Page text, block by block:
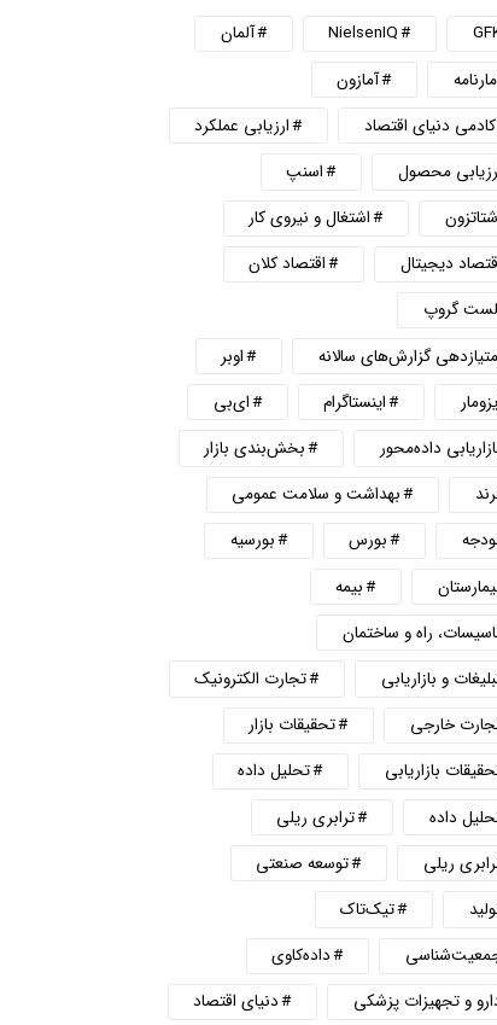
NielsenIQ
آلمان
آمازون
دنیای اقتصاد
ارزیابی عملکرد
محصول
اسنپ
اشتغال و نیروی کار
دیجیتال
اقتصاد کلان
گروپ
گزارش‌های سالانه
اوبر
اینستاگرام
ای‌بی
داده‌محور
بخش‌بندی بازار
بهداشت و سلامت عمومی
بورس
بورسیه
بیمه
راه و ساختمان
و بازاریابی
تجارت الکترونیک
خارجی
تحقیقات بازار
بازاریابی
تحلیل داده
داده
ترابری ریلی
ریلی
توسعه صنعتی
تیک‌تاک
داده‌کاوی
و تجهیزات پزشکی
دنیای اقتصاد